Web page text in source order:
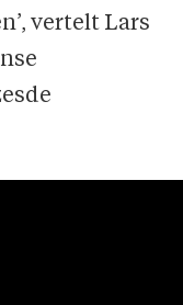
vertelt Lars